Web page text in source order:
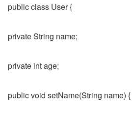
public class User {
private String name;
private int age;
public void setName(String name) {